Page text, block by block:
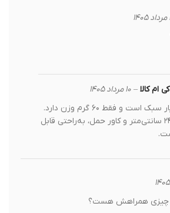
– ۱۰ مرداد ۱۴۰۵
خیر، این محصول بسیار سبک است و فقط ۶۰ گرم وزن دارد.
با ابعاد ۱۲ × ۲۴ سانتی‌متر و کاور حمل، به‌راحتی قابل
همراهش هست؟